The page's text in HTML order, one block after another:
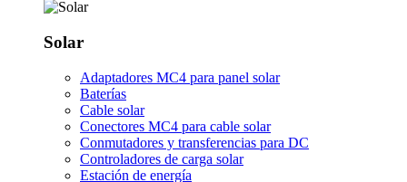
Solar
Adaptadores MC4 para panel solar
Baterías
Cable solar
Conectores MC4 para cable solar
Conmutadores y transferencias para DC
Controladores de carga solar
Estación de energía